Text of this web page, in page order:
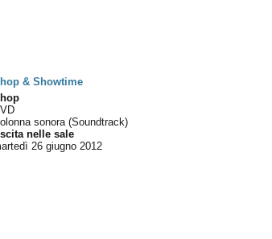
& Showtime
sonora (Soundtrack)
nelle sale
26 giugno 2012